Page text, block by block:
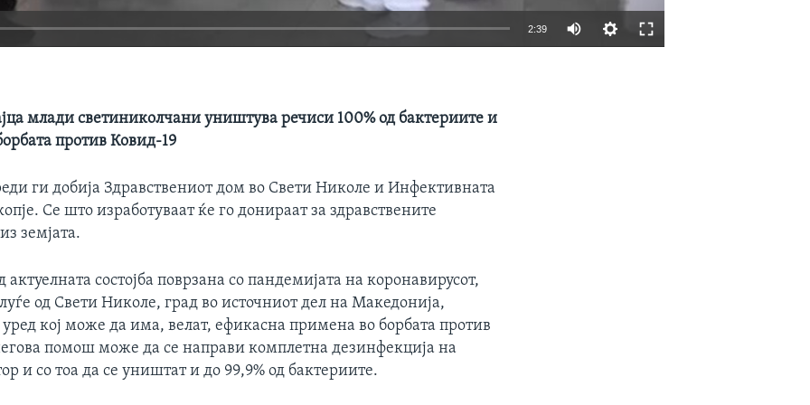
2:39
млади светиниколчани уништува речиси 100% од бактериите и
против Ковид-19
ги добија Здравствениот дом во Свети Николе и Инфективната
Се што изработуваат ќе го донираат за здравствените
земјата.
состојба поврзана со пандемијата на коронавирусот,
од Свети Николе, град во источниот дел на Македонија,
кој може да има, велат, ефикасна примена во борбата против
помош може да се направи комплетна дезинфекција на
и со тоа да се уништат и до 99,9% од бактериите.